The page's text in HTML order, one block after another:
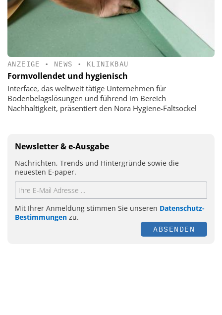
ANZEIGE • NEWS • KLINIKBAU
Formvollendet und hygienisch
Interface, das weltweit tätige Unternehmen für
Bodenbelagslösungen und führend im Bereich
Nachhaltigkeit, präsentiert den Nora Hygiene-Faltsockel
Newsletter & e-Ausgabe
Nachrichten, Trends und Hintergründe sowie die
neuesten E-paper.
Mit Ihrer Anmeldung stimmen Sie unseren Datenschutz-
Bestimmungen zu.
ABSENDEN